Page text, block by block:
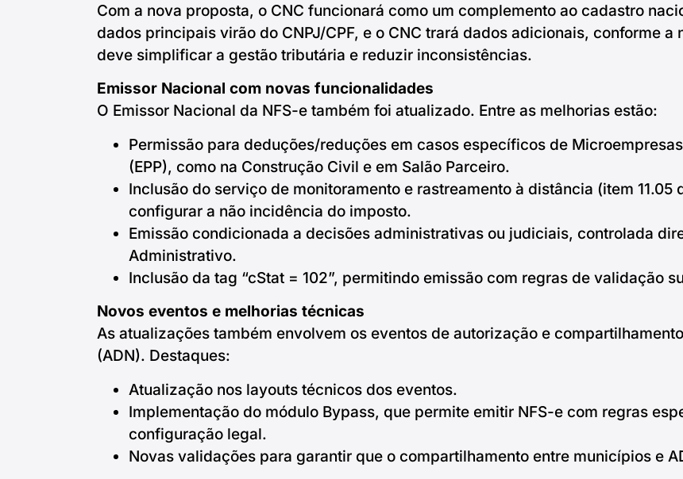
Com a nova proposta, o CNC funcionará como um complemento ao cadastro
dados principais virão do CNPJ/CPF, e o CNC trará dados adicionais, conforme
deve simplificar a gestão tributária e reduzir inconsistências.
Emissor Nacional com novas funcionalidades
O Emissor Nacional da NFS-e também foi atualizado. Entre as melhorias estão:
Permissão para deduções/reduções em casos específicos de
(EPP), como na Construção Civil e em Salão Parceiro.
Inclusão do serviço de monitoramento e rastreamento à distância (item
configurar a não incidência do imposto.
Emissão condicionada a decisões administrativas ou judiciais, controlada
Administrativo.
Inclusão da tag “cStat = 102”, permitindo emissão com regras de validação
Novos eventos e melhorias técnicas
As atualizações também envolvem os eventos de autorização e
(ADN). Destaques:
Atualização nos layouts técnicos dos eventos.
Implementação do módulo Bypass, que permite emitir NFS-e com regras
configuração legal.
Novas validações para garantir que o compartilhamento entre municípios e